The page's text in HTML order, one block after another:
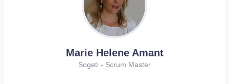
Marie Helene Amant
Sogeti - Scrum Master